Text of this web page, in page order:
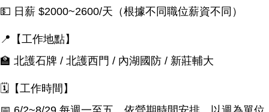
💵 日薪 $2000~2600/天（根據不同職位薪資不同）
📍【工作地點】
🏫 北護石牌 / 北護西門 / 內湖國防 / 新莊輔大
🗓️【工作時間】